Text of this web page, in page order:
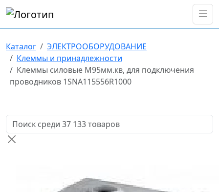
Каталог
ЭЛЕКТРООБОРУДОВАНИЕ
Клеммы и принадлежности
Клеммы силовые M95мм.кв, для подключения
проводников 1SNA115556R1000
Поиск товаров по названию или артикулу